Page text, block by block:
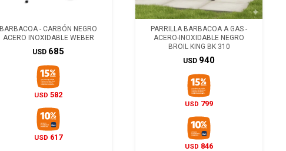
BARBACOA - CARBÓN NEGRO
ACERO INOXIDABLE WEBER
USD 685
USD 582
USD 617
PARRILLA BARBACOA A GAS -
ACERO-INOXIDABLE NEGRO
BROIL KING BK 310
USD 940
USD 799
USD 846